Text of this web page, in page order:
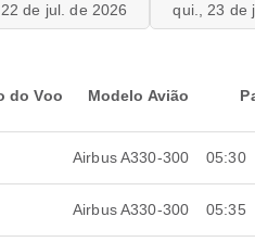
de jul. de 2026 qui., 23 de
do Voo Modelo Avião
Airbus A330-300 05:30
Airbus A330-300 05:35